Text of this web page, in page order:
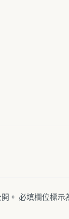
。 必填欄位標示